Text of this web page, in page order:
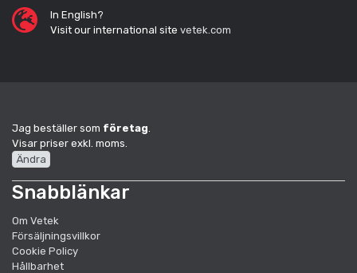
In English?
Visit our international site vetek.com
Jag beställer som företag
Visar priser exkl. moms.
Ändra
Snabblänkar
Om Vetek
Försäljningsvillkor
Cookie Policy
Hållbarhet